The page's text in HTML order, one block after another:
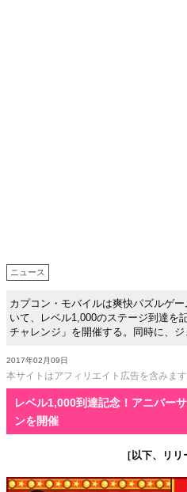
ニュース
カプコン・モバイルは爽快パズルゲ
いて、レベル1,000のステージ到達を
チャレンジ」を開催する。同時に、
2017年02月09日
本サイトはアフィリエイト広告を含みます
レベル1,000到達記念！アニバー
ンを開催
［以下、リリ